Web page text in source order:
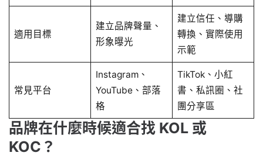
適用目標
建立品牌聲量、
形象曝光
建立信任、導購
轉換、實際使用
示範
常見平台
Instagram、
YouTube、部落
格
TikTok、小紅
書、私訊圈、社
團分享區
品牌在什麼時候適合找 KOL 或
KOC？